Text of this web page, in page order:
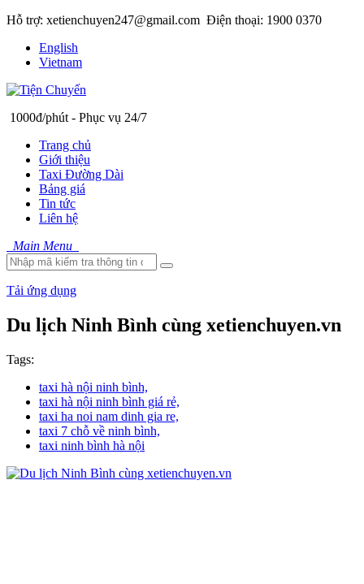
Hỗ trợ: xetienchuyen247@gmail.com Điện thoại: 1900 0370
English
Vietnam
1000đ/phút - Phục vụ 24/7
Trang chủ
Giới thiệu
Taxi Đường Dài
Bảng giá
Tin tức
Liên hệ
Main Menu
Tải ứng dụng
Du lịch Ninh Bình cùng xetienchuyen.vn
Tags:
taxi hà nội ninh bình,
taxi hà nội ninh bình giá rẻ,
taxi ha noi nam dinh gia re,
taxi 7 chỗ về ninh bình,
taxi ninh bình hà nội